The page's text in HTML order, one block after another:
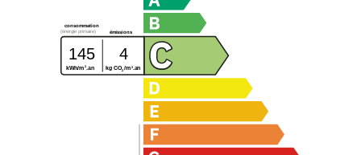
consommation
émissions
(énergie primaire)
145 4
kWh/m 2 .an kg CO2/m2.an